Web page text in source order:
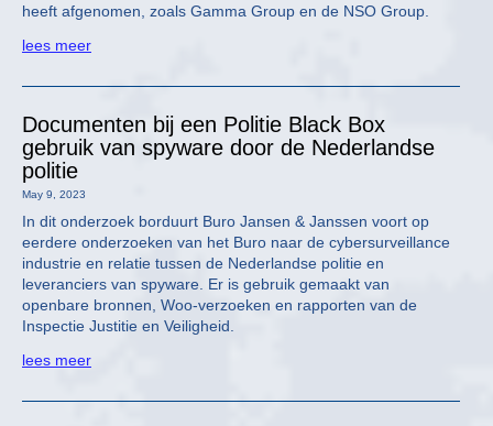
heeft afgenomen, zoals Gamma Group en de NSO Group.
lees meer
Documenten bij een Politie Black Box
gebruik van spyware door de Nederlandse
politie
May 9, 2023
In dit onderzoek borduurt Buro Jansen & Janssen voort op
eerdere onderzoeken van het Buro naar de cybersurveillance
industrie en relatie tussen de Nederlandse politie en
leveranciers van spyware. Er is gebruik gemaakt van
openbare bronnen, Woo-verzoeken en rapporten van de
Inspectie Justitie en Veiligheid.
lees meer